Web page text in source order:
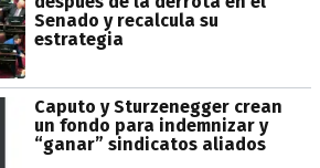
Senado y recalcula su
estrategia
Caputo y Sturzenegger crean
un fondo para indemnizar y
“ganar” sindicatos aliados